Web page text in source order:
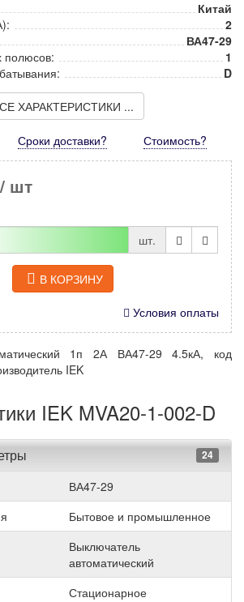
Китай
2
ВА47-29
полюсов:
1
D
ХАРАКТЕРИСТИКИ ...
Сроки доставки? Стоимость?
/ шт
шт.
В КОРЗИНУ
Условия оплаты
1п 2А ВА47-29 4.5кА, код
IEK
IEK MVA20-1-002-D
24
ВА47-29
Бытовое и промышленное
Выключатель
автоматический
Стационарное